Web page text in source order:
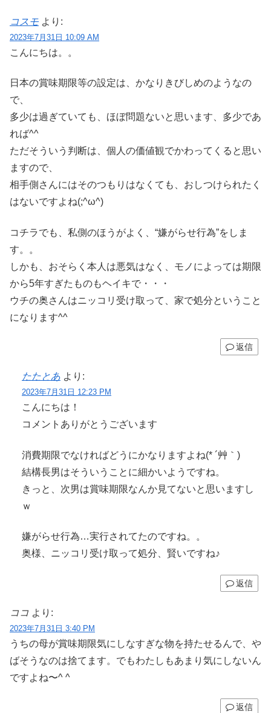
コスモ より:
2023年7月31日 10:09 AM
こんにちは。。
日本の賞味期限等の設定は、かなりきびしめのようなの
で、
多少は過ぎていても、ほぼ問題ないと思います、多少であ
れば^^
ただそういう判断は、個人の価値観でかわってくると思い
ますので、
相手側さんにはそのつもりはなくても、おしつけられたく
はないですよね(;^ω^)
コチラでも、私側のほうがよく、“嫌がらせ行為”をしま
す。。
しかも、おそらく本人は悪気はなく、モノによっては期限
から5年すぎたものもヘイキで・・・
ウチの奥さんはニッコリ受け取って、家で処分ということ
になります^^
返信
たたとあ より:
2023年7月31日 12:23 PM
こんにちは！
コメントありがとうございます
消費期限でなければどうにかなりますよね(* ´艸｀)
結構長男はそういうことに細かいようですね。
きっと、次男は賞味期限なんか見てないと思いますし
ｗ
嫌がらせ行為…実行されてたのですね。。
奥様、ニッコリ受け取って処分、賢いですね♪
返信
ココ より:
2023年7月31日 3:40 PM
うちの母が賞味期限気にしなすぎな物を持たせるんで、や
ばそうなのは捨てます。でもわたしもあまり気にしないん
ですよね〜^ ^
返信